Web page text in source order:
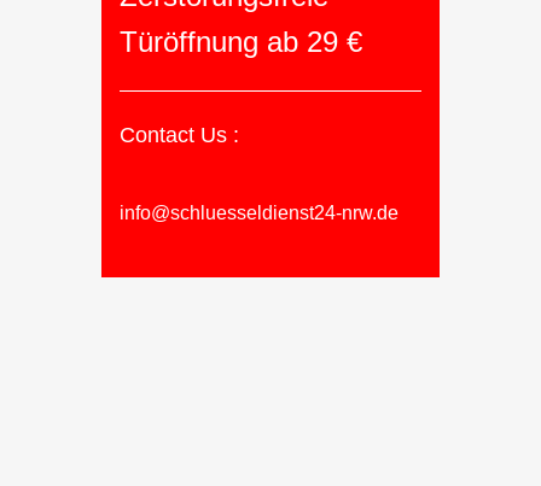
Türöffnung ab 29 €
Contact Us :
info@schluesseldienst24-nrw.de